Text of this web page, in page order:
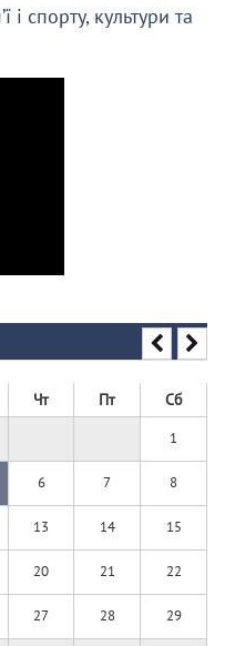
і спорту, культури та
Чт Пт Сб
1
6 7 8
13 14 15
20 21 22
27 28 29